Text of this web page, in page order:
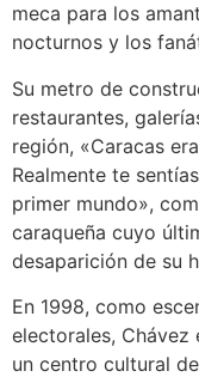
meca para los
nocturnos y los
Su metro de
restaurantes,
región, «Caracas
Realmente te
primer mundo»,
caraqueña cuyo
desaparición de su
En 1998, como
electorales, Chávez
un centro cultural